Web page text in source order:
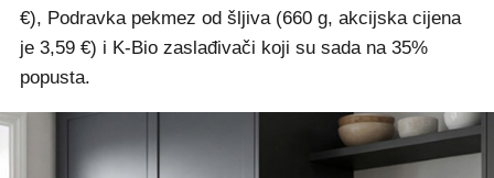
€), Podravka pekmez od šljiva (660 g, akcijska cijena
je 3,59 €) i K-Bio zaslađivači koji su sada na 35%
popusta.